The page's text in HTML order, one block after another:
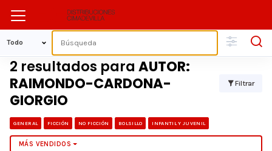
2 resultados para AUTOR:
RAIMONDO-CARDONA-
GIORGIO
Filtrar
GENERAL FICCIÓN NO FICCIÓN BOLSILLO INFANTIL Y JUVENIL
MÁS VENDIDOS